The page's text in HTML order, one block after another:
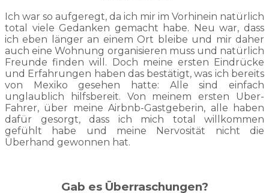
Ich war so aufgeregt, da ich mir im Vorhinein natürlich
total viele Gedanken gemacht habe. Neu war, dass
ich eben länger an einem Ort bleibe und mir daher
auch eine Wohnung organisieren muss und natürlich
Freunde finden will. Doch meine ersten Eindrücke
und Erfahrungen haben das bestätigt, was ich bereits
von Mexiko gesehen hatte: Alle sind einfach
unglaublich hilfsbereit. Von meinem ersten Uber-
Fahrer, über meine Airbnb-Gastgeberin, alle haben
dafür gesorgt, dass ich mich total willkommen
gefühlt habe und meine Nervosität nicht die
Überhand gewonnen hat.
Gab es Überraschungen?